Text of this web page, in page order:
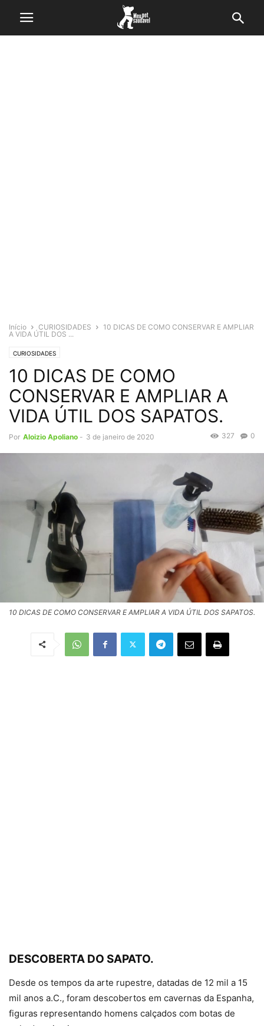
Início CURIOSIDADES
10 DICAS DE COMO CONSERVAR E AMPLIAR
A VIDA ÚTIL DOS ...
CURIOSIDADES
10 DICAS DE COMO
CONSERVAR E AMPLIAR A
VIDA ÚTIL DOS SAPATOS.
Por Aloizio Apoliano - 3 de janeiro de 2020 0
327
10 DICAS DE COMO CONSERVAR E AMPLIAR A VIDA ÚTIL DOS SAPATOS.
DESCOBERTA DO SAPATO.
Desde os tempos da arte rupestre, datadas de 12 mil a 15
mil anos a.C., foram descobertos em cavernas da Espanha,
figuras representando homens calçados com botas de